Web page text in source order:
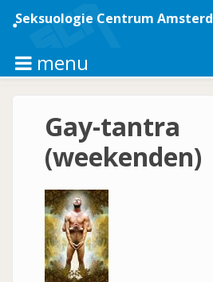
naar
gaan
Seksuologie Centrum
menu
Gay-tantra
(weekenden)